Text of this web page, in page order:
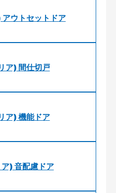
ウトセットドア
ア) 間仕切戸
ア) 機能ドア
) 音配慮ドア